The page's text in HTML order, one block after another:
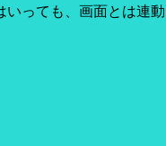
っても、画面とは連